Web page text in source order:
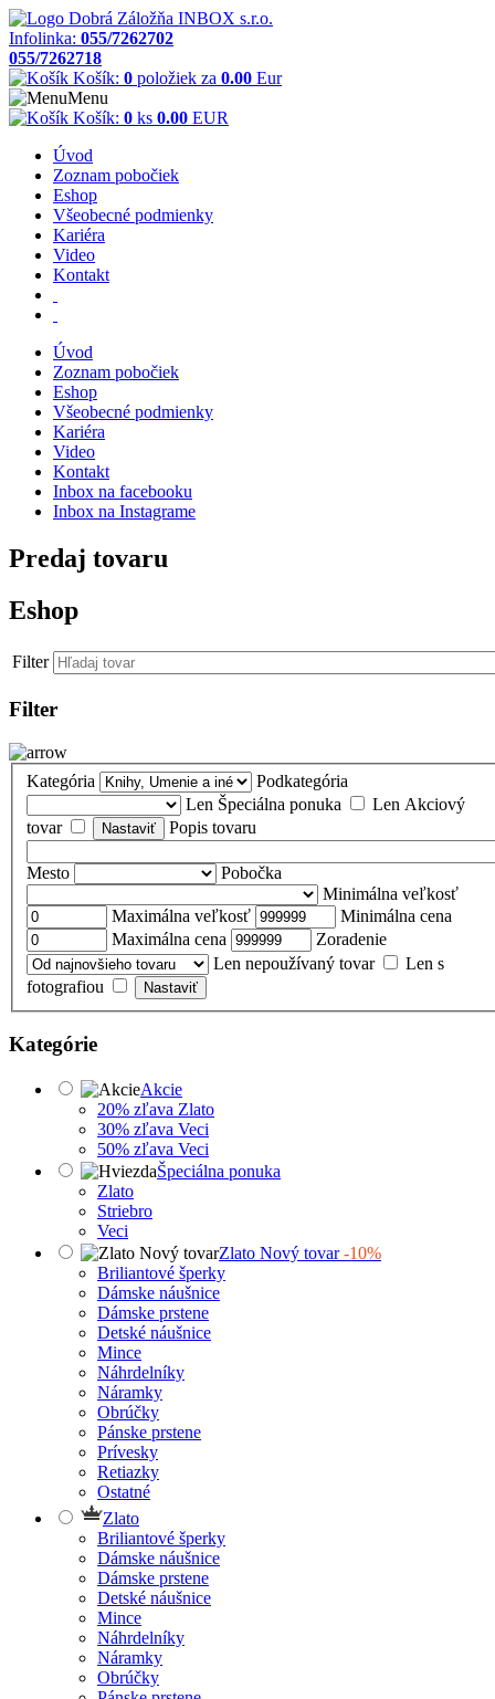
Infolinka: 055/7262702
055/7262718
Košík: 0 položiek za 0.00 Eur
Menu
Košík: 0 ks 0.00 EUR
Úvod
Zoznam pobočiek
Eshop
Všeobecné podmienky
Kariéra
Video
Kontakt
Úvod
Zoznam pobočiek
Eshop
Všeobecné podmienky
Kariéra
Video
Kontakt
Inbox na facebooku
Inbox na Instagrame
Predaj tovaru
Eshop
Filter
Filter
Kategória
Podkategória
Len Špeciálna ponuka
Len Akciový
tovar
Popis tovaru
Mesto
Pobočka
Minimálna veľkosť
Maximálna veľkosť
Minimálna cena
Maximálna cena
Zoradenie
Len nepoužívaný tovar
Len s
fotografiou
Kategórie
Akcie
20% zľava Zlato
30% zľava Veci
50% zľava Veci
Špeciálna ponuka
Zlato
Striebro
Veci
Zlato Nový tovar-10%
Briliantové šperky
Dámske náušnice
Dámske prstene
Detské náušnice
Mince
Náhrdelníky
Náramky
Obrúčky
Pánske prstene
Prívesky
Retiazky
Ostatné
Zlato
Briliantové šperky
Dámske náušnice
Dámske prstene
Detské náušnice
Mince
Náhrdelníky
Náramky
Obrúčky